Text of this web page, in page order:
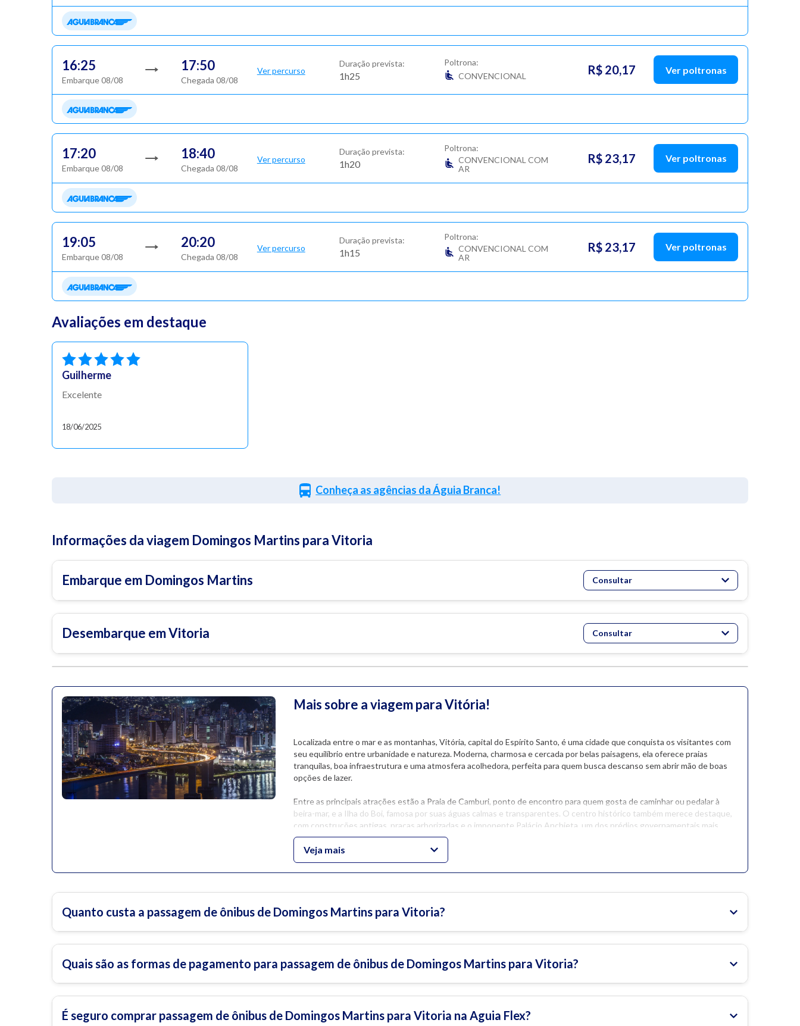
16:25
Embarque 08/08
17:50
Chegada 08/08
Ver percurso
Duração prevista:
1h25
Poltrona:
CONVENCIONAL
R$ 20,17 Ver poltronas
17:20
Embarque 08/08
18:40
Chegada 08/08
Ver percurso
Duração prevista:
1h20
Poltrona:
CONVENCIONAL COM
AR
R$ 23,17 Ver poltronas
19:05
Embarque 08/08
20:20
Chegada 08/08
Ver percurso
Duração prevista:
1h15
Poltrona:
CONVENCIONAL COM
AR
R$ 23,17 Ver poltronas
Avaliações em destaque
Guilherme
Excelente
18/06/2025
Conheça as agências da Águia Branca!
Informações da viagem Domingos Martins para Vitoria
Embarque em Domingos Martins Consultar
Desembarque em Vitoria Consultar
Mais sobre a viagem para Vitória!
Localizada entre o mar e as montanhas, Vitória, capital do Espírito Santo, é uma cidade que conquista os visitantes com
seu equilíbrio entre urbanidade e natureza. Moderna, charmosa e cercada por belas paisagens, ela oferece praias
tranquilas, boa infraestrutura e uma atmosfera acolhedora, perfeita para quem busca descanso sem abrir mão de boas
opções de lazer.
Entre as principais atrações estão a Praia de Camburi, ponto de encontro para quem gosta de caminhar ou pedalar à
beira-mar, e a Ilha do Boi, famosa por suas águas calmas e transparentes. O centro histórico também merece destaque,
com construções antigas, praças arborizadas e o imponente Palácio Anchieta, um dos prédios governamentais mais
antigos do país.
Para completar, basta atravessar a Terceira Ponte para chegar a Vila Velha, onde fica o tradicional Convento da Penha,
um dos santuários mais visitados do Brasil, com vista panorâmica de tirar o fôlego.
Passagem de ônibus para Vitória
10 melhores bares e restaurantes de Vitória – ES
Veja mais
Quanto custa a passagem de ônibus de Domingos Martins para Vitoria?
Quais são as formas de pagamento para passagem de ônibus de Domingos Martins para Vitoria?
É seguro comprar passagem de ônibus de Domingos Martins para Vitoria na Aguia Flex?